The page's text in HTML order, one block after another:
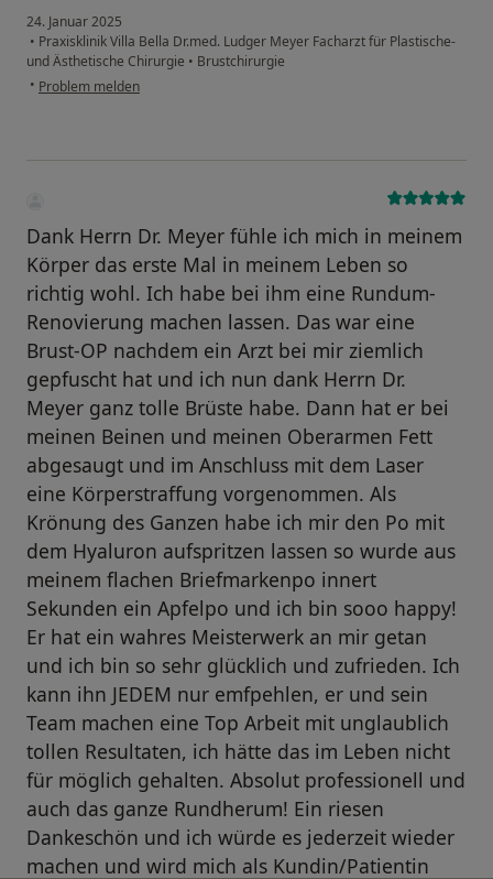
24. Januar 2025
• Praxisklinik Villa Bella Dr.med. Ludger Meyer Facharzt für Plastische-
und Ästhetische Chirurgie • Brustchirurgie
• Problem melden
Dank Herrn Dr. Meyer fühle ich mich in meinem
Körper das erste Mal in meinem Leben so
richtig wohl. Ich habe bei ihm eine Rundum-
Renovierung machen lassen. Das war eine
Brust-OP nachdem ein Arzt bei mir ziemlich
gepfuscht hat und ich nun dank Herrn Dr.
Meyer ganz tolle Brüste habe. Dann hat er bei
meinen Beinen und meinen Oberarmen Fett
abgesaugt und im Anschluss mit dem Laser
eine Körperstraffung vorgenommen. Als
Krönung des Ganzen habe ich mir den Po mit
dem Hyaluron aufspritzen lassen so wurde aus
meinem flachen Briefmarkenpo innert
Sekunden ein Apfelpo und ich bin sooo happy!
Er hat ein wahres Meisterwerk an mir getan
und ich bin so sehr glücklich und zufrieden. Ich
kann ihn JEDEM nur emfpehlen, er und sein
Team machen eine Top Arbeit mit unglaublich
tollen Resultaten, ich hätte das im Leben nicht
für möglich gehalten. Absolut professionell und
auch das ganze Rundherum! Ein riesen
Dankeschön und ich würde es jederzeit wieder
machen und wird mich als Kundin/Patientin